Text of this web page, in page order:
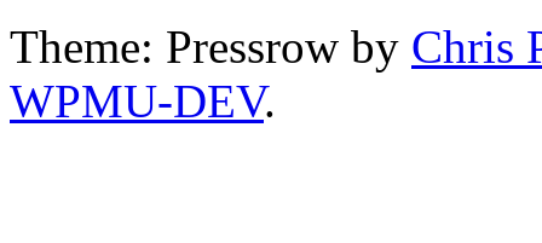
Theme: Pressrow by Chris
WPMU-DEV.